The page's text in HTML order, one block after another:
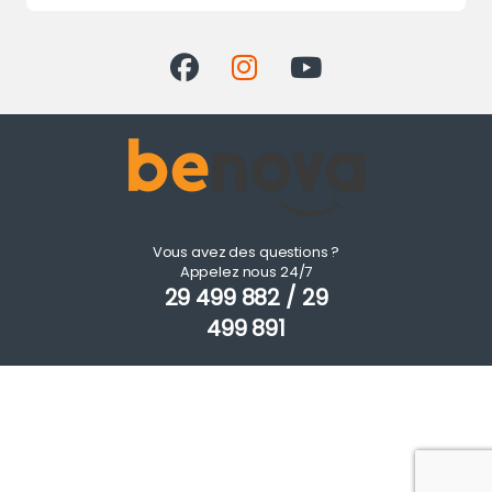
Vous avez des questions ?
Appelez nous 24/7
29 499 882 / 29
499 891